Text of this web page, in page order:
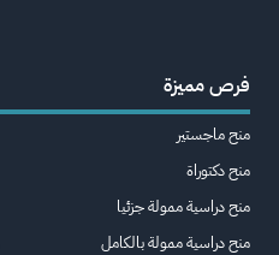
فرص مميزة
منح ماجستير
منح دكتوراة
منح دراسية ممولة جزئيا
منح دراسية ممولة بالكامل